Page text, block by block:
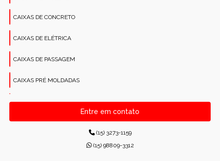
CAIXAS DE CONCRETO
CAIXAS DE ELÉTRICA
CAIXAS DE PASSAGEM
CAIXAS PRÉ MOLDADAS
CANALETAS PRÉ-MOLDADAS RETANGULARES
CONCRETO PARA CONSTRUÇÕES
CONCRETO USINADO INDUSTRIAL
Entre em contato
(15) 3273-1159
(15) 98809-3312